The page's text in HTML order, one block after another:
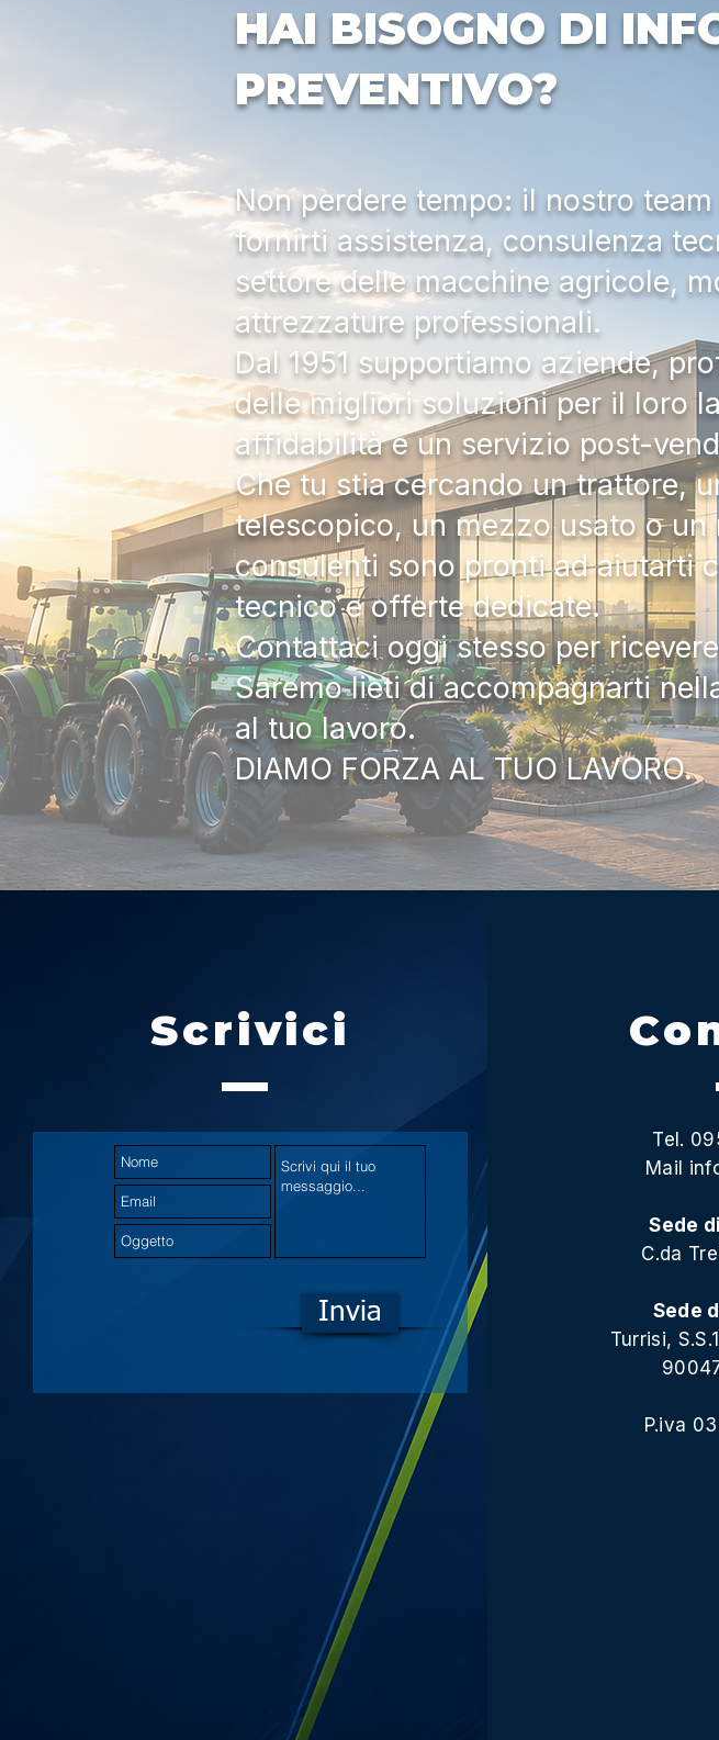
HAI BISOGNO DI
PREVENTIVO?
Non perdere tempo: il nostro
fornirti assistenza, consulenza
settore delle macchine agricole,
attrezzature professionali.
Dal 1951 supportiamo aziende,
delle migliori soluzioni per il loro
affidabilità e un servizio post-
Che tu stia cercando un trattore,
telescopico, un mezzo usato o
consulenti sono pronti ad aiutarti
tecnico e offerte dedicate.
Contattaci oggi stesso per
Saremo lieti di accompagnarti
al tuo lavoro.
DIAMO FORZA AL TUO LAVORO.
Scrivici
Invia
Tel.
Mail
Sede
C.da
Sede
Turrisi,
P.iva